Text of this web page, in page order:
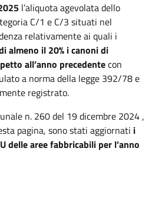
l’aliquota agevolata dello
C/1 e C/3 situati nel
relativamente ai quali i
almeno il 20% i canoni di
all’anno precedentecon
a norma della legge 392/78 e
registrato.
n. 260 del 19 dicembre 2024 ,
pagina, sono stati aggiornati i
aree fabbricabili per l’anno